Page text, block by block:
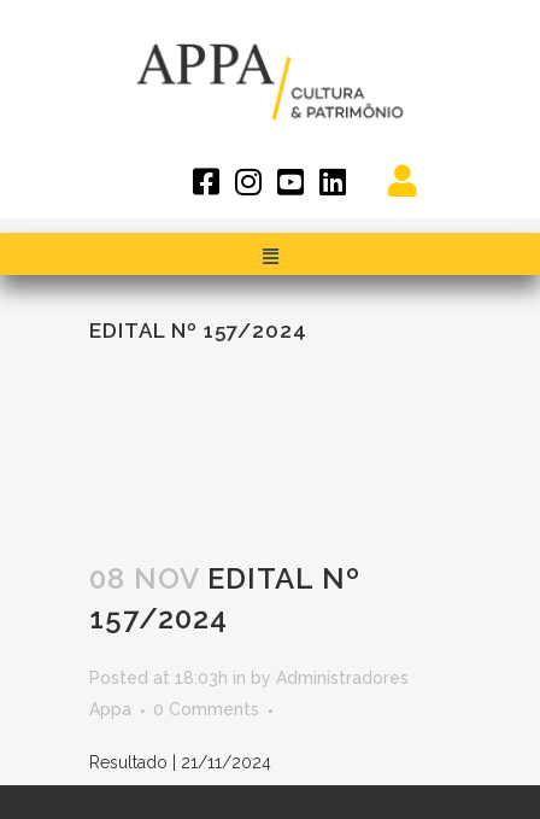
EDITAL Nº 157/2024
08 NOV EDITAL Nº
157/2024
Posted at 18:03h in by Administradores
Appa
0 Comments
Resultado | 21/11/2024